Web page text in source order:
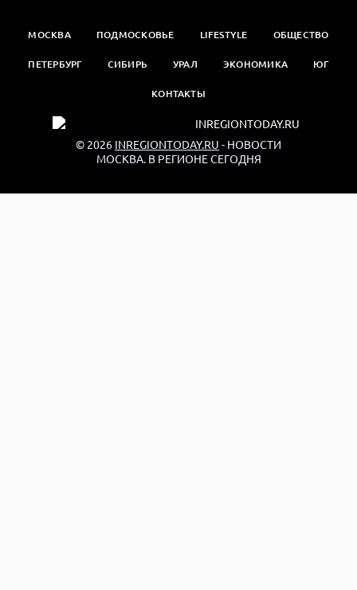
МОСКВА ПОДМОСКОВЬЕ LIFESTYLE ОБЩЕСТВО
ПЕТЕРБУРГ СИБИРЬ УРАЛ ЭКОНОМИКА ЮГ
КОНТАКТЫ
© 2026 INREGIONTODAY.RU - НОВОСТИ
МОСКВА. В РЕГИОНЕ СЕГОДНЯ